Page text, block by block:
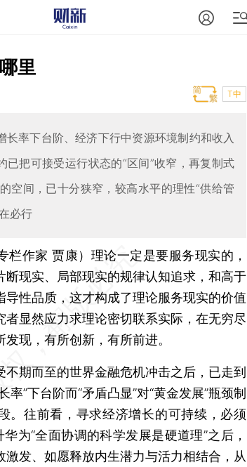
里
T中
长率下台阶、经济下行中资源环境制约和收入
已把可接受运行状态的“区间”收窄，再复制式
空间，已十分狭窄，较高水平的理性“供给管
必行
栏作家 贾康） 理论一定是要服务现实的，
断现实、局部现实的规律认知追求，和高于
导性品质，这才构成了理论服务现实的价值
者显然应力求理论密切联系实际，在无穷尽
现，有所创新，有所前进。
期而至的世界金融危机冲击之后，已走到
率”下台阶而“矛盾凸显”对“黄金发展”瓶颈制
。往前看，寻求经济增长的可持续，必须
华为“全面协调的科学发展是硬道理”之后，
激发、如愿释放内生潜力与活力相结合，从